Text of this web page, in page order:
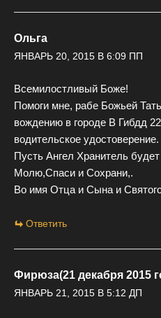
Ольга
ЯНВАРЬ 20, 2015 В 6:09 ПП
Всемилостливый Боже!
Помоги мне, рабе Божьей
вождению в городе В Гибдд
водительское удостоверение.
Пусть Ангел Хранитель
Молю,Спаси и Сохрани,.
Во имя Отца и Сына и
Ответить
Фирюза(21 декабря 2015
ЯНВАРЬ 21, 2015 В 5:12 ДП